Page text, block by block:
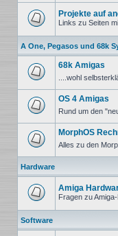
ungelesenen
Beiträge
ungelesenen
Beiträge
Projekte auf
Links zu Seiten
A One, Pegasos und 68k
ungelesenen
Beiträge
68k Amigas
....wohl
ungelesenen
Beiträge
OS 4 Amigas
Rund um den
ungelesenen
Beiträge
MorphOS
Alles zu den
Hardware
ungelesenen
Beiträge
Amiga
Fragen zu
Software